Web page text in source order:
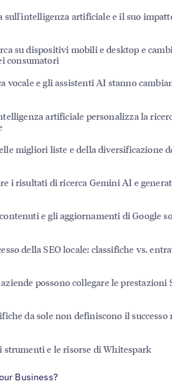
sull'intelligenza artificiale e il suo
su dispositivi mobili e desktop e
consumatori
vocale e gli assistenti AI stanno
artificiale personalizza la
migliori liste e della diversificazione
i risultati di ricerca Gemini AI e
e gli aggiornamenti di Google
della SEO locale: classifiche vs.
possono collegare le prestazioni
da sole non definiscono il successo
strumenti e le risorse di Whitespark
Business?